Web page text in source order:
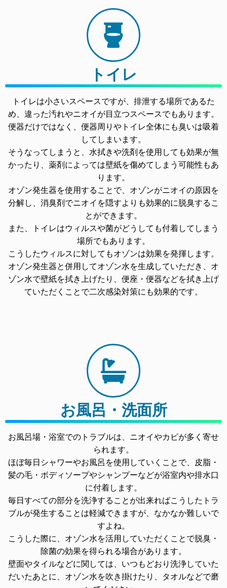
トイレ
トイレは小さいスペースですが、排泄する場所であるた
め、違った汚れやニオイが目立つスペースでもあります。
便器だけではなく、便器周りやトイレ全体にも臭いは吸着
してしまいます。
そうなってしまうと、水拭きや洗剤を使用しても効果が無
かったり、薬剤によっては壁紙を傷めてしまう可能性もあ
ります。
オゾン発生器を使用することで、オゾンがニオイの原因を
分解し、消臭剤でニオイを隠すよりも効果的に脱臭するこ
とができます。
また、トイレはウィルスや菌がどうしても付着してしまう
場所でもあります。
こうしたウィルスに対してもオゾンは効果を発揮します。
オゾン発生器と併用してオゾン水を生成していただき、オ
ゾン水で壁紙を拭き上げたり、便座・便器などを拭き上げ
ていただくことで二次感染対策にも効果的です。
お風呂・洗面所
お風呂場・浴室でのトラブルは、ニオイやカビが多く寄せ
られます。
ほぼ毎日シャワーやお風呂を使用していくことで、皮脂・
髪の毛・ボディソープやシャンプーなどが浴室内や排水口
に付着します。
毎日すべての部分を洗浄することが出来ればこうしたトラ
ブルが発生することは軽減できますが、なかなか難しいで
すよね。
こうした際に、オゾン水を活用していただくことで脱臭・
除菌の効果を得られる場合があります。
壁面やタイルなどに関しては、いつもどおり洗浄していた
だいたあとに、オゾン水を吹き掛けたり、タオルなどで磨